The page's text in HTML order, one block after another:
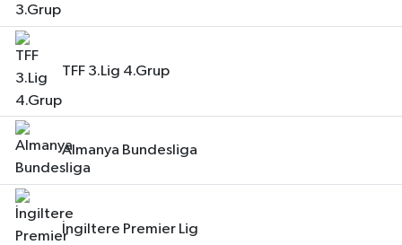
TFF 3.Lig 4.Grup
Almanya Bundesliga
İngiltere Premier Lig